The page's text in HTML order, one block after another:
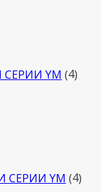
YM 4
СЕРИИ YM 4